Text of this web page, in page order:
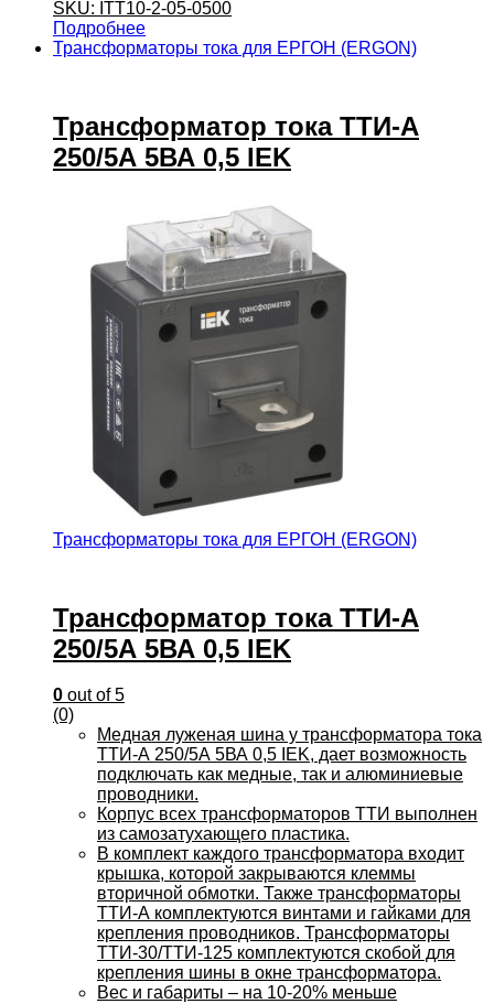
SKU: ITT10-2-05-0500
Подробнее
Трансформаторы тока для ЕРГОН (ERGON)
Трансформатор тока ТТИ-А
250/5А 5ВА 0,5 IEK
Трансформаторы тока для ЕРГОН (ERGON)
Трансформатор тока ТТИ-А
250/5А 5ВА 0,5 IEK
0 out of 5
(0)
Медная луженая шина у трансформатора тока
ТТИ-А 250/5А 5ВА 0,5 IEK, дает возможность
подключать как медные, так и алюминиевые
проводники.
Корпус всех трансформаторов ТТИ выполнен
из самозатухающего пластика.
В комплект каждого трансформатора входит
крышка, которой закрываются клеммы
вторичной обмотки. Также трансформаторы
ТТИ-А комплектуются винтами и гайками для
крепления проводников. Трансформаторы
ТТИ-30/ТТИ-125 комплектуются скобой для
крепления шины в окне трансформатора.
Вес и габариты – на 10-20% меньше